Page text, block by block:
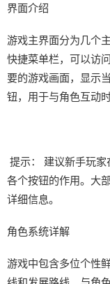
界面介绍
游戏主界面分为几个
快捷菜单栏，可以访
要的游戏画面，显示
钮，用于与角色互动
提示： 建议新手玩
各个按钮的作用。大
详细信息。
角色系统详解
游戏中包含多位个性